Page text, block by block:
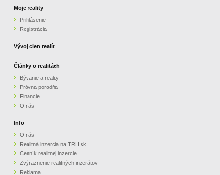
PARTNERI
OBCHODNÉ PODMIENKY
KONTAKT
Moje reality
Prihlásenie
Registrácia
Vývoj cien realít
Články o realitách
Bývanie a reality
Právna poradňa
Financie
O nás
Info
O nás
Realitná inzercia na TRH.sk
Cenník realitnej inzercie
Zvýraznenie realitných inzerátov
Reklama